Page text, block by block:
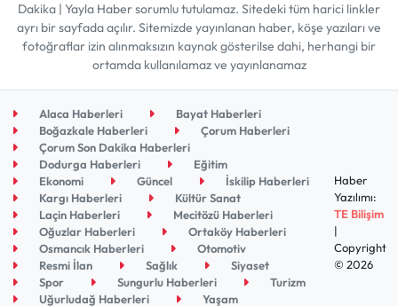
Dakika | Yayla Haber sorumlu tutulamaz. Sitedeki tüm harici linkler
ayrı bir sayfada açılır. Sitemizde yayınlanan haber, köşe yazıları ve
fotoğraflar izin alınmaksızın kaynak gösterilse dahi, herhangi bir
ortamda kullanılamaz ve yayınlanamaz
Alaca Haberleri
Bayat Haberleri
Boğazkale Haberleri
Çorum Haberleri
Çorum Son Dakika Haberleri
Dodurga Haberleri
Eğitim
Ekonomi
Güncel
İskilip Haberleri
Kargı Haberleri
Kültür Sanat
Laçin Haberleri
Mecitözü Haberleri
Oğuzlar Haberleri
Ortaköy Haberleri
Osmancık Haberleri
Otomotiv
Resmi İlan
Sağlık
Siyaset
Spor
Sungurlu Haberleri
Turizm
Uğurludağ Haberleri
Yaşam
Haber
Yazılımı:
TE Bilişim
|
Copyright
© 2026